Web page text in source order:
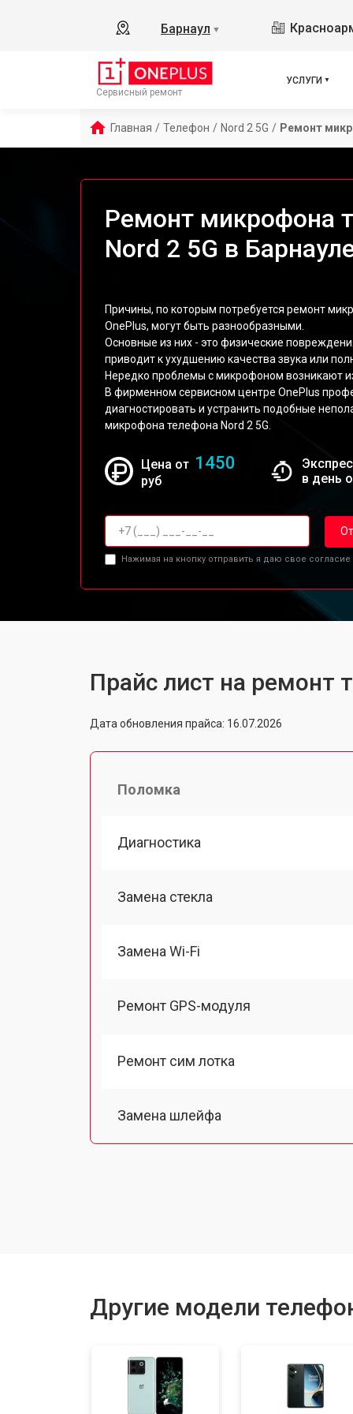
Барнаул ▼
Сервисный ремонт
УСЛУГИ
Главная / Телефон / Nord 2 5G / Ремонт
Ремонт микрофона
Nord 2 5G в
Причины, по которым потребуется ремонт
OnePlus, могут быть разнообразными.
Основные из них - это физические
приводит к ухудшению качества звука или
Нередко проблемы с микрофоном возникают
В фирменном сервисном центре OnePlus
диагностировать и устранить подобные
микрофона телефона Nord 2 5G.
Цена от 1450
руб
в день
Нажимая на кнопку отправить я даю свое согласие
Прайс лист на ремонт
Дата обновления прайса: 16.07.2026
Поломка
Диагностика
Замена стекла
Замена Wi-Fi
Ремонт GPS-модуля
Ремонт сим лотка
Замена шлейфа
Замена дисплея (экрана)
Другие модели